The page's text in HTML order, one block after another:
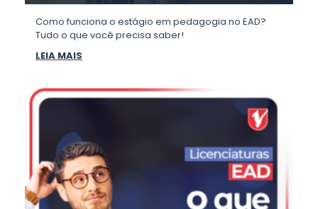
Como funciona o estágio em pedagogia no EAD?
Tudo o que você precisa saber!
LEIA MAIS